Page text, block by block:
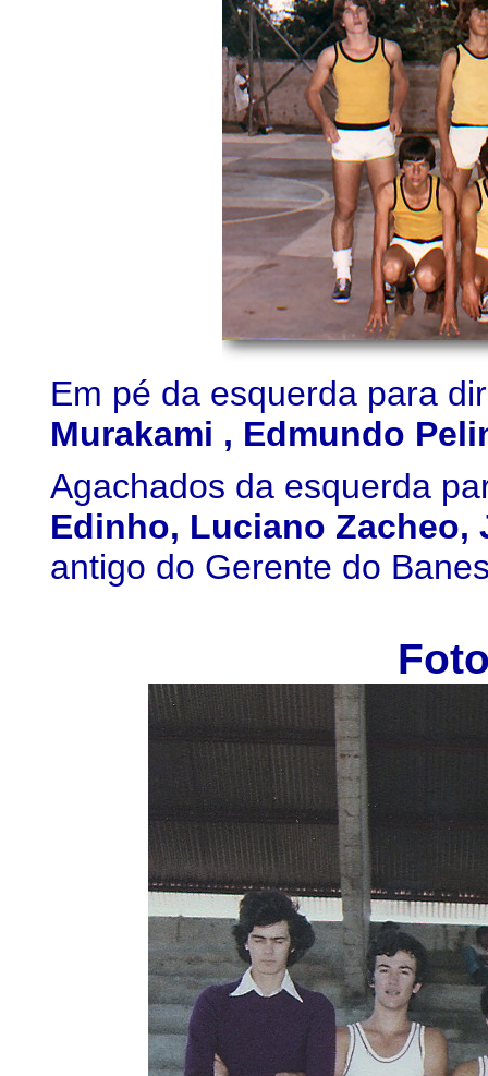
Em pé da esquerda para
Murakami , Edmundo
Agachados da esquerda
Edinho, Luciano
antigo do Gerente do